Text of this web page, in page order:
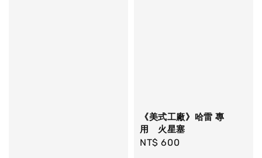
《美式工廠》哈雷 專
用 火星塞
Regular
NT$ 600